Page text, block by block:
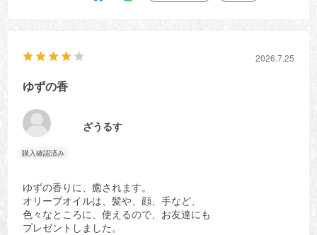
2026.7.25
ゆずの香
ざうるす
ゆずの香りに、癒されます。
オリーブオイルは、髪や、顔、手など、
色々なところに、使えるので、お友達にも
プレゼントしました。